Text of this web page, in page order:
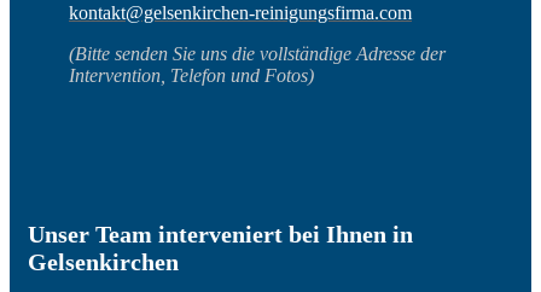
kontakt@gelsenkirchen-reinigungsfirma.com
(Bitte senden Sie uns die vollständige Adresse der
Intervention, Telefon und Fotos)
Unser Team interveniert bei Ihnen in
Gelsenkirchen